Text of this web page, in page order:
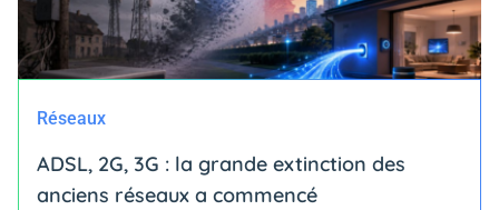
Réseaux
ADSL, 2G, 3G : la grande extinction des
anciens réseaux a commencé